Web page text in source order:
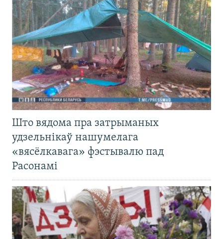
Што вядома пра затрыманых
удзельнікаў нашумелага
«вясёлкавага» фэстывалю пад
Расонамі